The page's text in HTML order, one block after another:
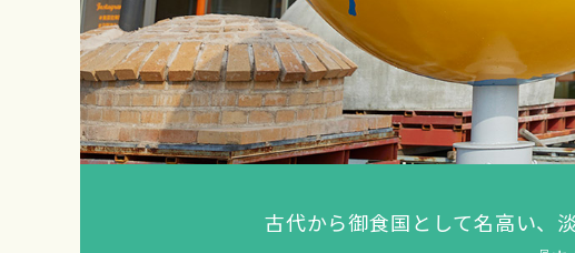
古代から御食国として名高い、